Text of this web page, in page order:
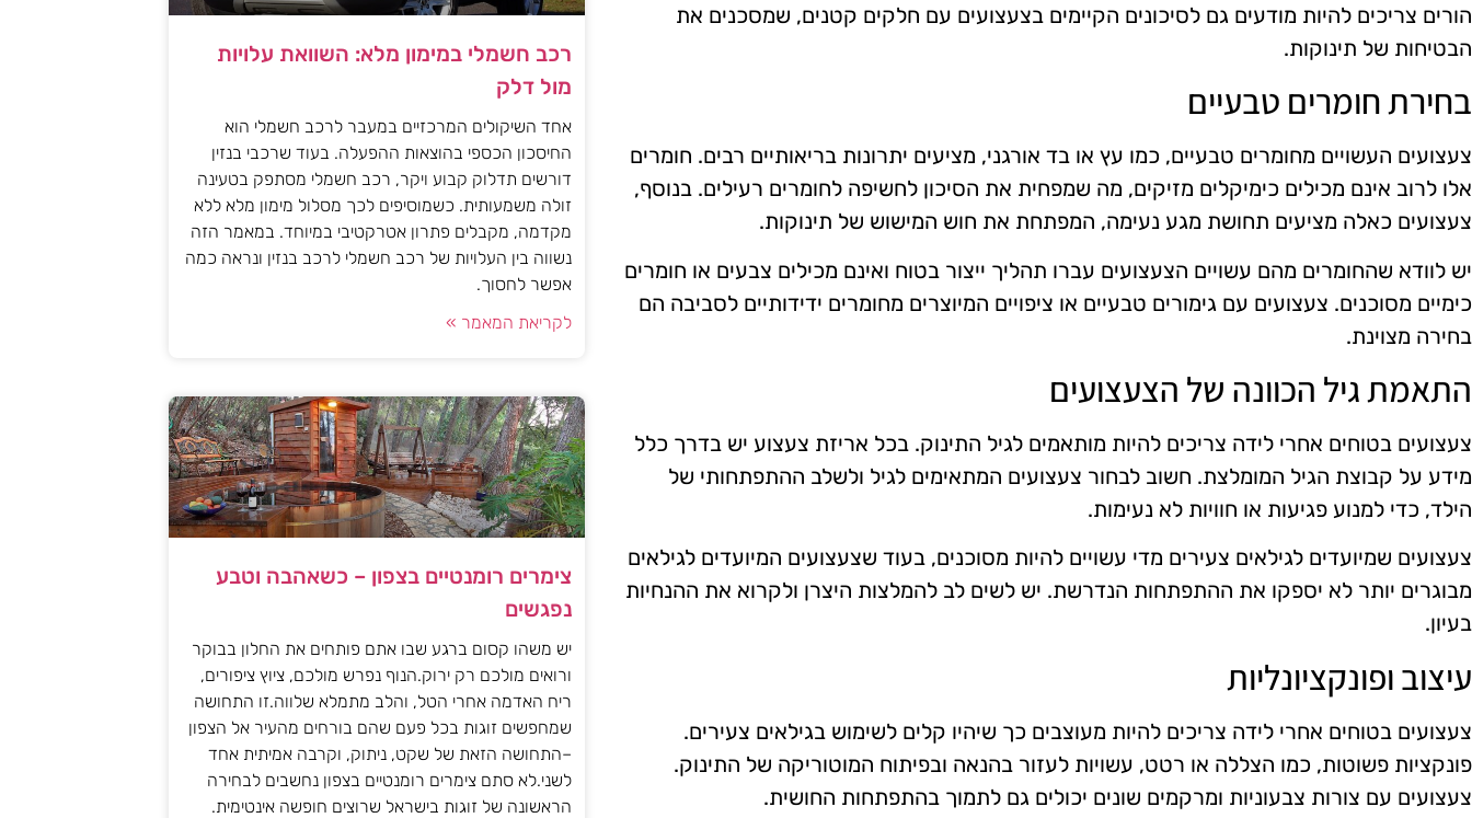
הורים צריכים להיות מודעים גם לסיכונים הקיימים בצעצועים עם חלקים קטנים, שמסכנים את
הבטיחות של תינוקות.
בחירת חומרים טבעיים
צעצועים העשויים מחומרים טבעיים, כמו עץ או בד אורגני, מציעים יתרונות בריאותיים רבים. חומרים
אלו לרוב אינם מכילים כימיקלים מזיקים, מה שמפחית את הסיכון לחשיפה לחומרים רעילים. בנוסף,
צעצועים כאלה מציעים תחושת מגע נעימה, המפתחת את חוש המישוש של תינוקות.
יש לוודא שהחומרים מהם עשויים הצעצועים עברו תהליך ייצור בטוח ואינם מכילים צבעים או חומרים
כימיים מסוכנים. צעצועים עם גימורים טבעיים או ציפויים המיוצרים מחומרים ידידותיים לסביבה הם
בחירה מצוינת.
התאמת גיל הכוונה של הצעצועים
צעצועים בטוחים אחרי לידה צריכים להיות מותאמים לגיל התינוק. בכל אריזת צעצוע יש בדרך כלל
מידע על קבוצת הגיל המומלצת. חשוב לבחור צעצועים המתאימים לגיל ולשלב ההתפתחותי של
הילד, כדי למנוע פגיעות או חוויות לא נעימות.
צעצועים שמיועדים לגילאים צעירים מדי עשויים להיות מסוכנים, בעוד שצעצועים המיועדים לגילאים
מבוגרים יותר לא יספקו את ההתפתחות הנדרשת. יש לשים לב להמלצות היצרן ולקרוא את ההנחיות
בעיון.
עיצוב ופונקציונליות
צעצועים בטוחים אחרי לידה צריכים להיות מעוצבים כך שיהיו קלים לשימוש בגילאים צעירים.
פונקציות פשוטות, כמו הצללה או רטט, עשויות לעזור בהנאה ובפיתוח המוטוריקה של התינוק.
צעצועים עם צורות צבעוניות ומרקמים שונים יכולים גם לתמוך בהתפתחות החושית.
רכב חשמלי במימון מלא: השוואת עלויות
מול דלק
אחד השיקולים המרכזיים במעבר לרכב חשמלי הוא
החיסכון הכספי בהוצאות ההפעלה. בעוד שרכבי בנזין
דורשים תדלוק קבוע ויקר, רכב חשמלי מסתפק בטעינה
זולה משמעותית. כשמוסיפים לכך מסלול מימון מלא ללא
מקדמה, מקבלים פתרון אטרקטיבי במיוחד. במאמר הזה
נשווה בין העלויות של רכב חשמלי לרכב בנזין ונראה כמה
אפשר לחסוך.
לקריאת המאמר »
צימרים רומנטיים בצפון – כשאהבה וטבע
נפגשים
יש משהו קסום ברגע שבו אתם פותחים את החלון בבוקר
ורואים מולכם רק ירוק.הנוף נפרש מולכם, ציוץ ציפורים,
ריח האדמה אחרי הטל, והלב מתמלא שלווה.זו התחושה
שמחפשים זוגות בכל פעם שהם בורחים מהעיר אל הצפון
–התחושה הזאת של שקט, ניתוק, וקרבה אמיתית אחד
לשני.לא סתם צימרים רומנטיים בצפון נחשבים לבחירה
הראשונה של זוגות בישראל שרוצים חופשה אינטימית.